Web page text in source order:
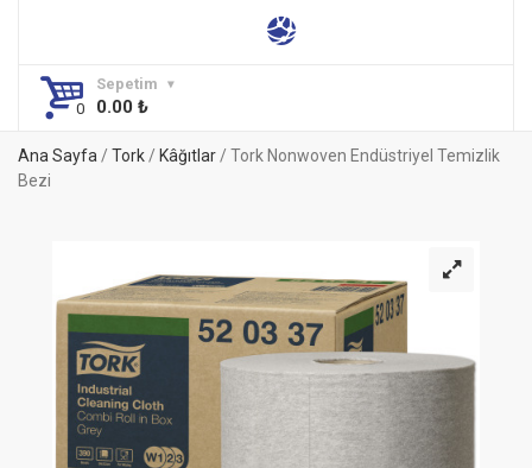
Sepetim
0.00 ₺
Ana Sayfa/ Tork/ Kâğıtlar/ Tork Nonwoven Endüstriyel Temizlik
Bezi